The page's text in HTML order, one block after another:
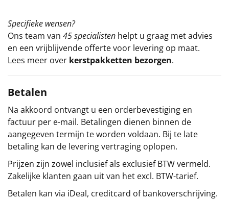
Specifieke wensen?
Ons team van 45 specialisten helpt u graag met advies
en een vrijblijvende offerte voor levering op maat.
Lees meer over kerstpakketten bezorgen.
Betalen
Na akkoord ontvangt u een orderbevestiging en
factuur per e-mail. Betalingen dienen binnen de
aangegeven termijn te worden voldaan. Bij te late
betaling kan de levering vertraging oplopen.
Prijzen zijn zowel inclusief als exclusief BTW vermeld.
Zakelijke klanten gaan uit van het excl. BTW-tarief.
Betalen kan via iDeal, creditcard of bankoverschrijving.